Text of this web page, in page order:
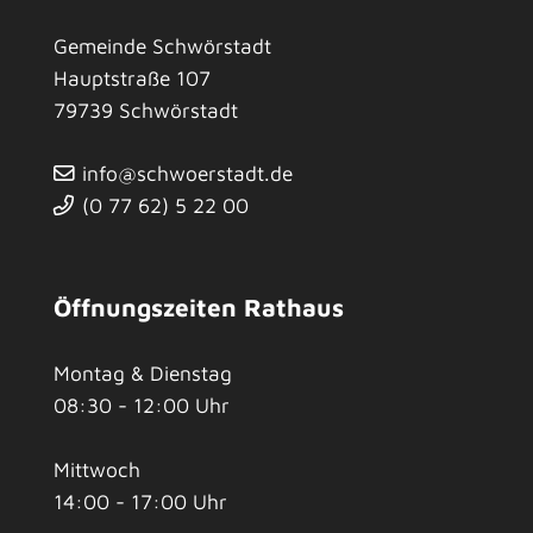
Gemeinde Schwörstadt
Hauptstraße 107
79739 Schwörstadt
info@schwoerstadt.de
(0 77 62) 5 22 00
Öffnungszeiten Rathaus
Montag & Dienstag
08:30 - 12:00 Uhr
Mittwoch
14:00 - 17:00 Uhr